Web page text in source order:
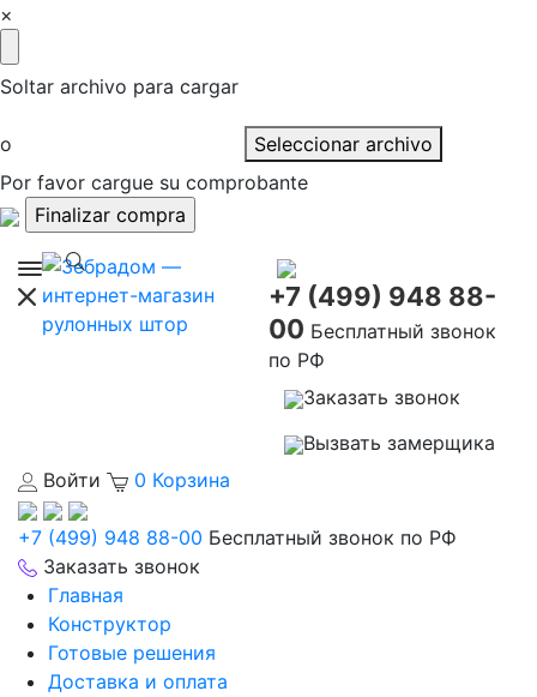
×
Soltar archivo para cargar
o
Seleccionar archivo
Por favor cargue su comprobante
+7 (499) 948 88-
00 Бесплатный звонок
по РФ
Заказать звонок
Вызвать замерщика
Войти
0 Корзина
+7 (499) 948 88-00 Бесплатный звонок по РФ
Заказать звонок
Главная
Конструктор
Готовые решения
Доставка и оплата